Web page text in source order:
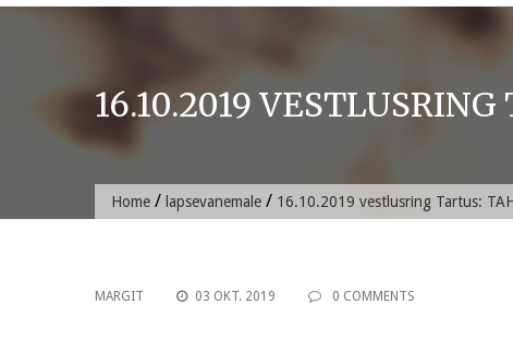
16.10.2019
Home / lapsevanemale / 16.10.2019 vestlusring Tartus:
MARGIT 03 OKT. 2019 0 COMMENTS